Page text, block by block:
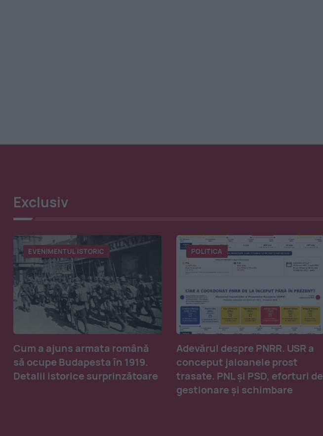
Exclusiv
EVENIMENTUL ISTORIC
Cum a ajuns armata română
să ocupe Budapesta în 1919.
Detalii istorice surprinzătoare
POLITICA
Adevărul despre PNRR. USR a
conceput jaloanele prost
trasate. PNL și PSD, eforturi de
gestionare și schimbare